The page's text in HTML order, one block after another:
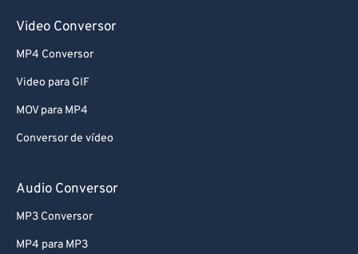
Video Conversor
MP4 Conversor
Video para GIF
MOV para MP4
Conversor de vídeo
Audio Conversor
MP3 Conversor
MP4 para MP3